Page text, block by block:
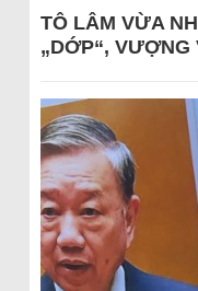
TÔ LÂM VỪA
„DỚP“,